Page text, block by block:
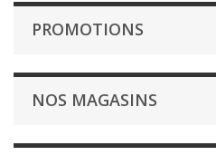
PROMOTIONS
NOS MAGASINS